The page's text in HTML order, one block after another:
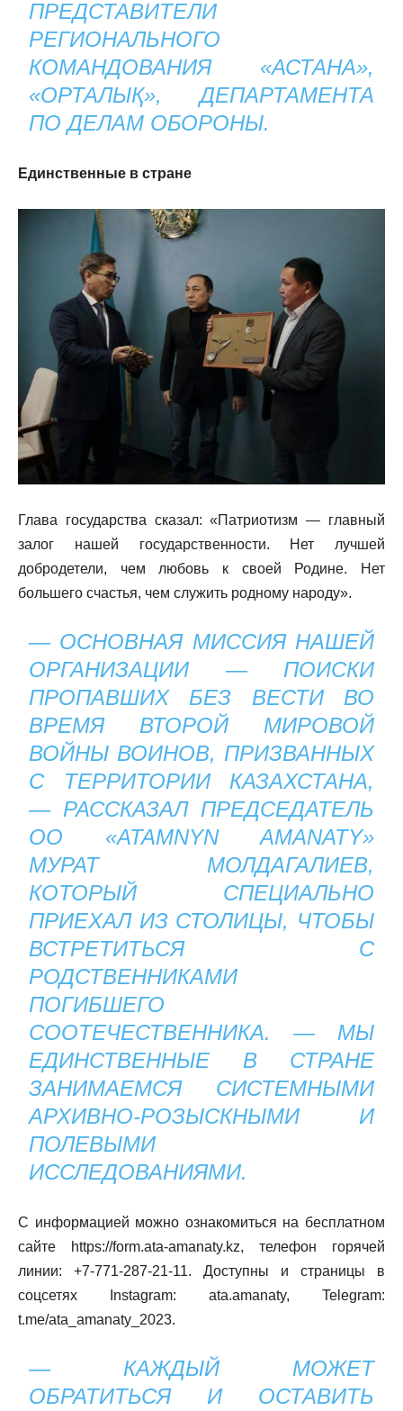
ПРЕДСТАВИТЕЛИ
РЕГИОНАЛЬНОГО
КОМАНДОВАНИЯ «АСТАНА»,
«ОРТАЛЫҚ», ДЕПАРТАМЕНТА
ПО ДЕЛАМ ОБОРОНЫ.
Единственные в стране
Глава государства сказал: «Патриотизм — главный
залог нашей государственности. Нет лучшей
добродетели, чем любовь к своей Родине. Нет
большего счастья, чем служить родному народу».
— ОСНОВНАЯ МИССИЯ НАШЕЙ
ОРГАНИЗАЦИИ — ПОИСКИ
ПРОПАВШИХ БЕЗ ВЕСТИ ВО
ВРЕМЯ ВТОРОЙ МИРОВОЙ
ВОЙНЫ ВОИНОВ, ПРИЗВАННЫХ
С ТЕРРИТОРИИ КАЗАХСТАНА,
— РАССКАЗАЛ ПРЕДСЕДАТЕЛЬ
ОО «ATAMNYN АMANATY»
МУРАТ МОЛДАГАЛИЕВ,
КОТОРЫЙ СПЕЦИАЛЬНО
ПРИЕХАЛ ИЗ СТОЛИЦЫ, ЧТОБЫ
ВСТРЕТИТЬСЯ С
РОДСТВЕННИКАМИ
ПОГИБШЕГО
СООТЕЧЕСТВЕННИКА. — МЫ
ЕДИНСТВЕННЫЕ В СТРАНЕ
ЗАНИМАЕМСЯ СИСТЕМНЫМИ
АРХИВНО-РОЗЫСКНЫМИ И
ПОЛЕВЫМИ
ИССЛЕДОВАНИЯМИ.
С информацией можно ознакомиться на бесплатном
сайте https://form.ata-amanaty.kz, телефон горячей
линии: +7-771-287-21-11. Доступны и страницы в
соцсетях Instagram: ata.amanaty, Telegram:
t.me/ata_amanaty_2023.
— КАЖДЫЙ МОЖЕТ
ОБРАТИТЬСЯ И ОСТАВИТЬ